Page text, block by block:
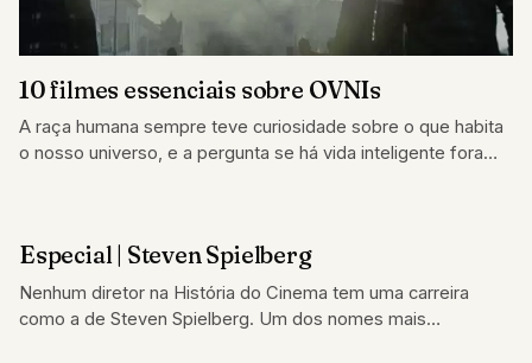
10 filmes essenciais sobre OVNIs
A raça humana sempre teve curiosidade sobre o que habita
o nosso universo, e a pergunta se há vida inteligente fora
COLUNAS
Especial | Steven Spielberg
Nenhum diretor na História do Cinema tem uma carreira
como a de Steven Spielberg. Um dos nomes mais